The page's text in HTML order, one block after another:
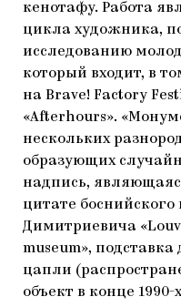
кенотафу. Работа
цикла художника,
исследованию
который входит, в
на Brave! Factory
«Afterhours».
нескольких
образующих
надпись,
цитате
Димитриевича
museum»,
цапли
объект в конце